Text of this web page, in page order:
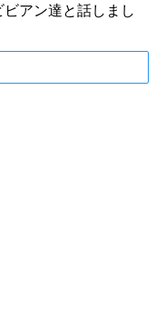
アン達と話しまし